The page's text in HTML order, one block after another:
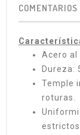
COMENTARIOS
Acero al
Dureza:
Temple
roturas.